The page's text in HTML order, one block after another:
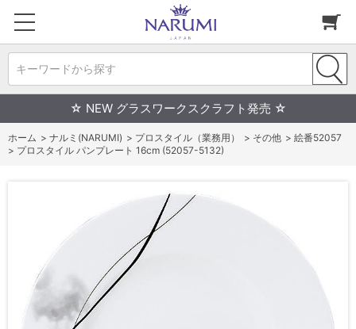
キーワードから探す
☆ NEW グラスワークスクラフト発売 ☆
ホーム > ナルミ(NARUMI) > プロスタイル（業務用） > その他 > 絵番52057
> プロスタイル パンプレート 16cm (52057-5132)